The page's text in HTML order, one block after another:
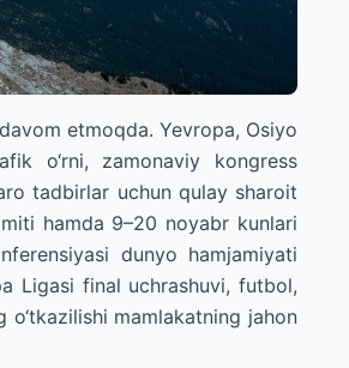
etmoqda. Yevropa, Osiyo
o‘rni, zamonaviy kongress
tadbirlar uchun qulay sharoit
hamda 9–20 noyabr kunlari
dunyo hamjamiyati
Ligasi final uchrashuvi, futbol,
mamlakatning jahon